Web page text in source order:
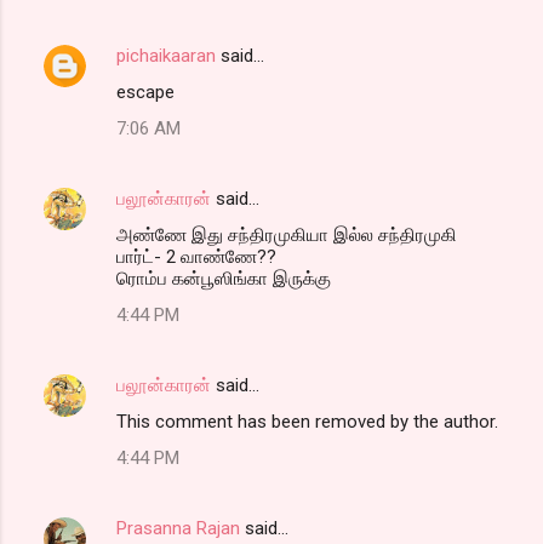
pichaikaaran said…
escape
7:06 AM
பலூன்காரன் said…
அண்ணே இது சந்திரமுகியா இல்ல சந்திரமுகி
பார்ட்- 2 வாண்ணே??
ரொம்ப கன்பூஸிங்கா இருக்கு
4:44 PM
பலூன்காரன் said…
This comment has been removed by the author.
4:44 PM
Prasanna Rajan said…